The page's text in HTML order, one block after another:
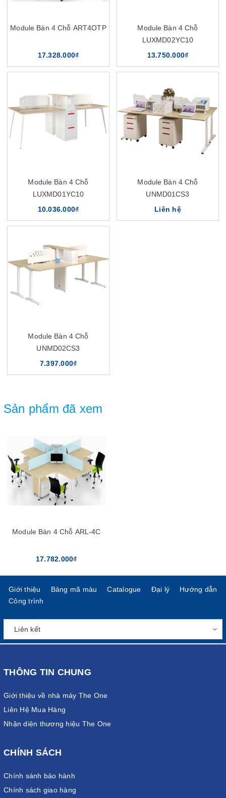
Module Bàn 4 Chỗ ART4OTP
17.328.000₫
Module Bàn 4 Chỗ
LUXMD02YC10
13.750.000₫
Module Bàn 4 Chỗ
LUXMD01YC10
10.036.000₫
Module Bàn 4 Chỗ
UNMD01CS3
Liên hệ
Module Bàn 4 Chỗ
UNMD02CS3
7.397.000₫
Sản phẩm đã xem
Module Bàn 4 Chỗ ARL-4C
17.782.000₫
Giới thiệu Bảng mã màu Catalogue Đại lý
Hướng dẫn
Công trình
THÔNG TIN CHUNG
Giới thiệu về nhà máy The One
Liên Hệ Mua Hàng
Nhận diện thương hiệu The One
CHÍNH SÁCH
Chính sánh bảo hành
Chính sách giao hàng